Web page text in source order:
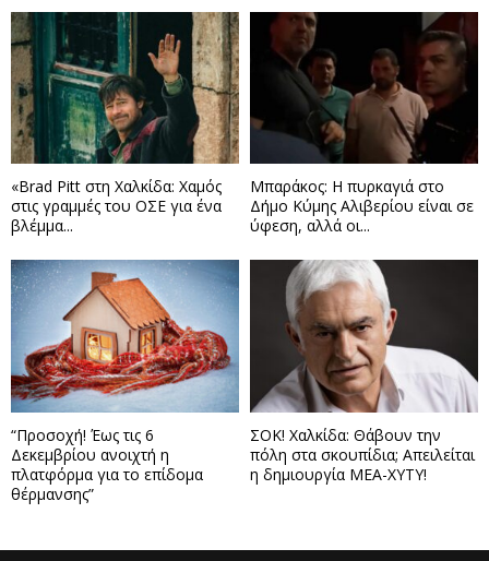
«Brad Pitt στη Χαλκίδα: Χαμός
στις γραμμές του ΟΣΕ για ένα
βλέμμα...
Μπαράκος: Η πυρκαγιά στο
Δήμο Κύμης Αλιβερίου είναι σε
ύφεση, αλλά οι...
“Προσοχή! Έως τις 6
Δεκεμβρίου ανοιχτή η
πλατφόρμα για το επίδομα
θέρμανσης”
ΣΟΚ! Χαλκίδα: Θάβουν την
πόλη στα σκουπίδια; Απειλείται
η δημιουργία ΜΕΑ-ΧΥΤΥ!